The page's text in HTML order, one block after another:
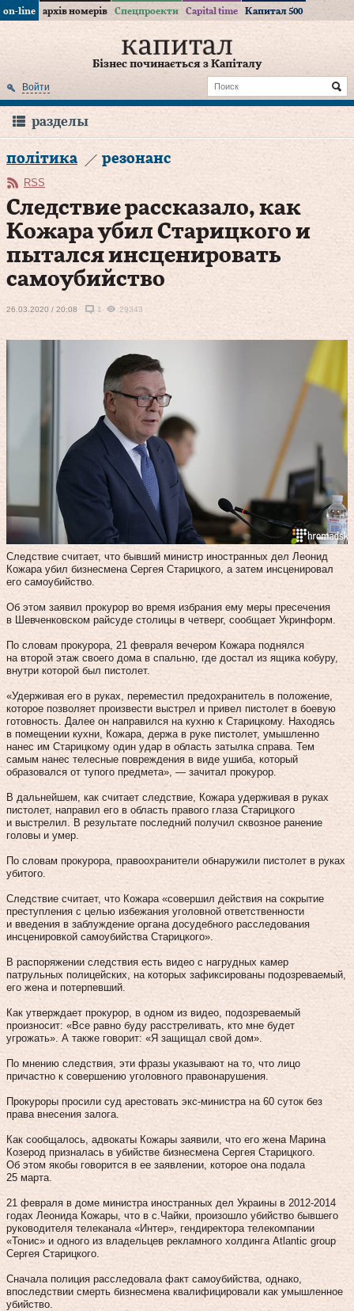
on-line архів номерів Спецпроекти Capital time Капитал 500
Бізнес починається з Капіталу
Войти
разделы
політика резонанс
RSS
Следствие рассказало, как
Кожара убил Старицкого и
пытался инсценировать
самоубийство
26.03.2020 / 20:08 1 29343
Следствие считает, что бывший министр иностранных дел Леонид
Кожара убил бизнесмена Сергея Старицкого, а затем инсценировал
его самоубийство.
Об этом заявил прокурор во время избрания ему меры пресечения
в Шевченковском райсуде столицы в четверг, сообщает Укринформ.
По словам прокурора, 21 февраля вечером Кожара поднялся
на второй этаж своего дома в спальню, где достал из ящика кобуру,
внутри которой был пистолет.
«Удерживая его в руках, переместил предохранитель в положение,
которое позволяет произвести выстрел и привел пистолет в боевую
готовность. Далее он направился на кухню к Старицкому. Находясь
в помещении кухни, Кожара, держа в руке пистолет, умышленно
нанес им Старицкому один удар в область затылка справа. Тем
самым нанес телесные повреждения в виде ушиба, который
образовался от тупого предмета», — зачитал прокурор.
В дальнейшем, как считает следствие, Кожара удерживая в руках
пистолет, направил его в область правого глаза Старицкого
и выстрелил. В результате последний получил сквозное ранение
головы и умер.
По словам прокурора, правоохранители обнаружили пистолет в руках
убитого.
Следствие считает, что Кожара «совершил действия на сокрытие
преступления с целью избежания уголовной ответственности
и введения в заблуждение органа досудебного расследования
инсценировкой самоубийства Старицкого».
В распоряжении следствия есть видео с нагрудных камер
патрульных полицейских, на которых зафиксированы подозреваемый,
его жена и потерпевший.
Как утверждает прокурор, в одном из видео, подозреваемый
произносит: «Все равно буду расстреливать, кто мне будет
угрожать». А также говорит: «Я защищал свой дом».
По мнению следствия, эти фразы указывают на то, что лицо
причастно к совершению уголовного правонарушения.
Прокуроры просили суд арестовать экс-министра на 60 суток без
права внесения залога.
Как сообщалось, адвокаты Кожары заявили, что его жена Марина
Козерод призналась в убийстве бизнесмена Сергея Старицкого.
Об этом якобы говорится в ее заявлении, которое она подала
25 марта.
21 февраля в доме министра иностранных дел Украины в 2012-2014
годах Леонида Кожары, что в с.Чайки, произошло убийство бывшего
руководителя телеканала «Интер», гендиректора телекомпании
«Тонис» и одного из владельцев рекламного холдинга Atlantic group
Сергея Старицкого.
Сначала полиция расследовала факт самоубийства, однако,
впоследствии смерть бизнесмена квалифицировали как умышленное
убийство.